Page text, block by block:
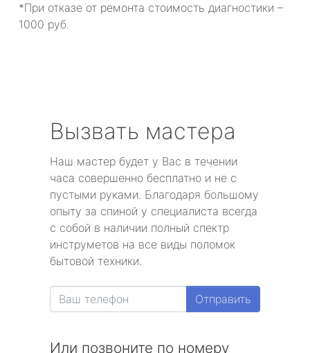
*При отказе от ремонта стоимость диагностики –
1000 руб.
Вызвать мастера
Наш мастер будет у Вас в течении
часа совершенно бесплатно и не с
пустыми руками. Благодаря большому
опыту за спиной у специалиста всегда
с собой в наличии полный спектр
инструметов на все виды поломок
бытовой техники.
Отправить
Или позвоните по номеру